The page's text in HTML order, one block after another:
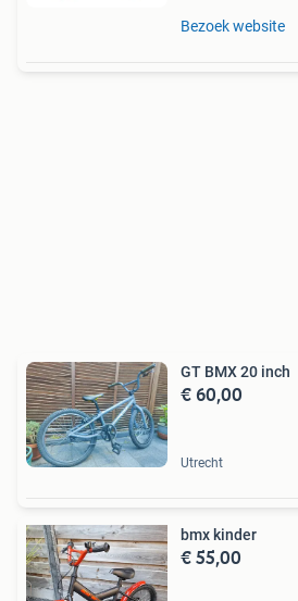
Bezoek website
GT BMX 20 inch
€ 60,00
Utrecht
bmx kinder
€ 55,00